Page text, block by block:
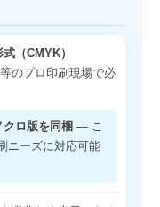
（CMYK）
のプロ印刷現場で必
クロ版を同梱 — こ
ニーズに対応可能